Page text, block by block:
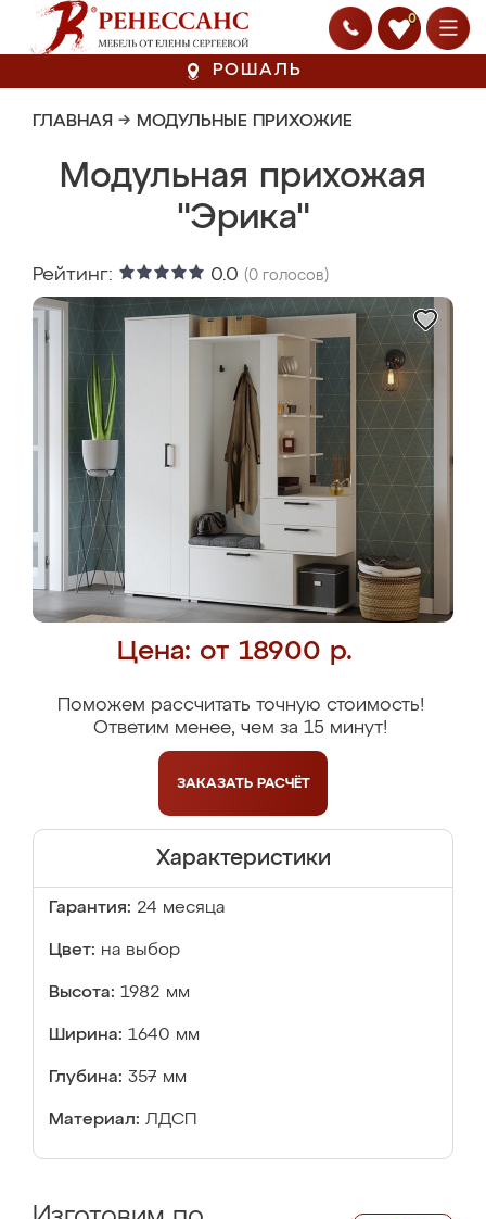
0
РОШАЛЬ
ГЛАВНАЯ → МОДУЛЬНЫЕ ПРИХОЖИЕ
Модульная прихожая
"Эрика"
Рейтинг: 0.0 (0 голосов)
Цена: от 18900 р.
Поможем рассчитать точную стоимость!
Ответим менее, чем за 15 минут!
ЗАКАЗАТЬ РАСЧЁТ
Характеристики
Гарантия: 24 месяца
Цвет: на выбор
Высота: 1982 мм
Ширина: 1640 мм
Глубина: 357 мм
Материал: ЛДСП